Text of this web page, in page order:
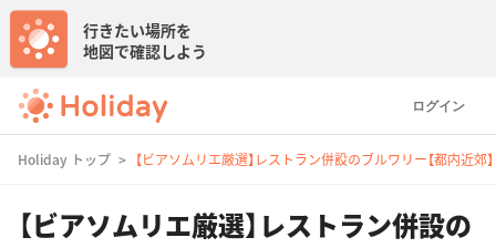
ログイン
行きたい場所を
地図で確認しよう
Holiday トップ 【ビアソムリエ厳選】レストラン併設のブルワリー【都内近郊】
【ビアソムリエ厳選】レストラン併設の